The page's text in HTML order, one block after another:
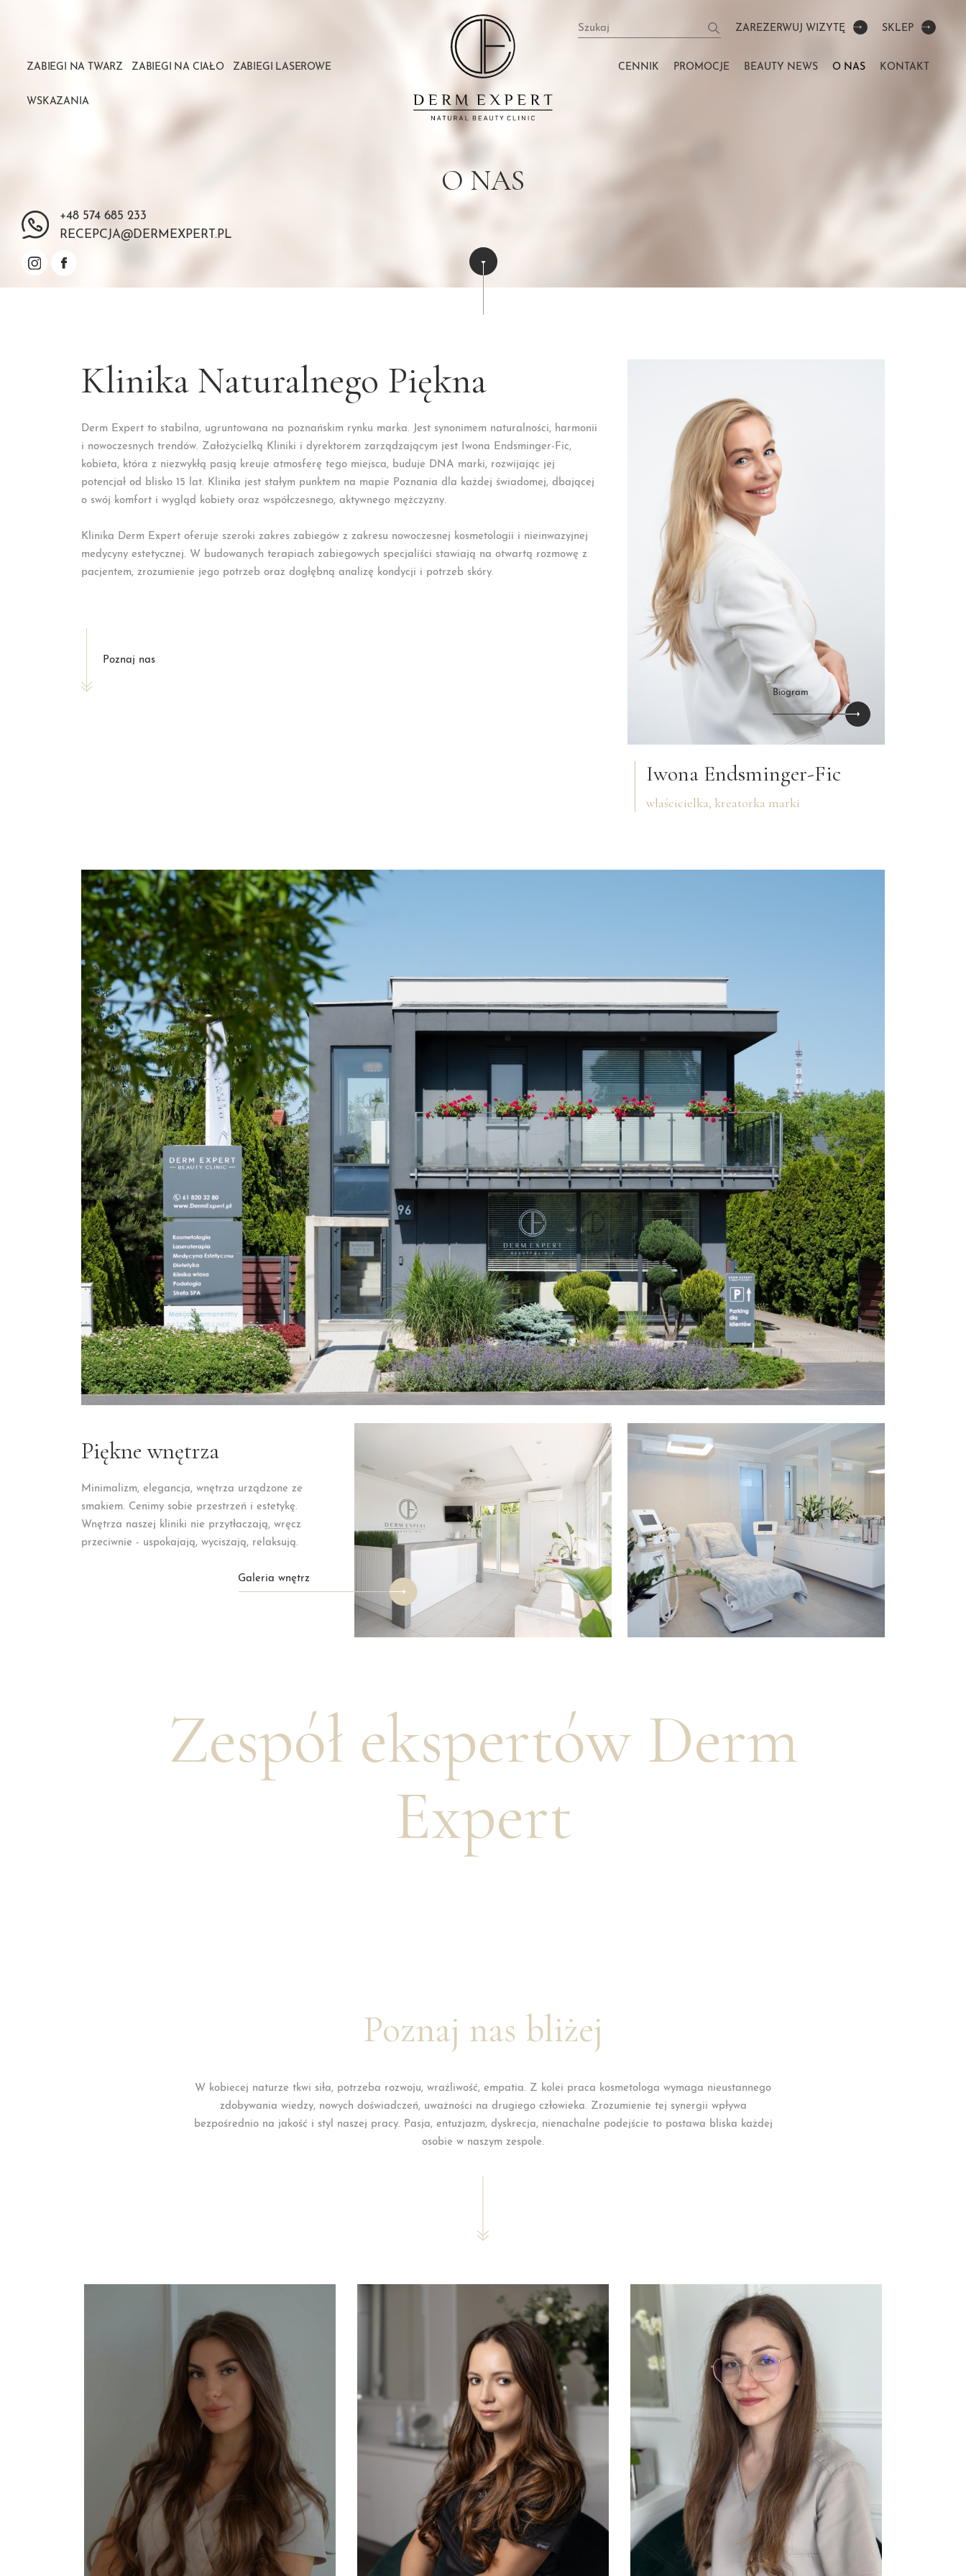
ZABIEGI NA TWARZ ZABIEGI NA CIAŁO ZABIEGI LASEROWE
WSKAZANIA
Szukaj ZAREZERWUJ WIZYTĘ SKLEP
CENNIK PROMOCJE BEAUTY NEWS O NAS KONTAKT
O NAS
+48 574 685 233
RECEPCJA@DERMEXPERT.PL
Klinika Naturalnego Piękna
Derm Expert to stabilna, ugruntowana na poznańskim rynku marka. Jest synonimem naturalności, harmonii
i nowoczesnych trendów. Założycielką Kliniki i dyrektorem zarządzającym jest Iwona Endsminger-Fic,
kobieta, która z niezwykłą pasją kreuje atmosferę tego miejsca, buduje DNA marki, rozwijając jej
potencjał od blisko 15 lat. Klinika jest stałym punktem na mapie Poznania dla każdej świadomej, dbającej
o swój komfort i wygląd kobiety oraz współczesnego, aktywnego mężczyzny.
Klinika Derm Expert oferuje szeroki zakres zabiegów z zakresu nowoczesnej kosmetologii i nieinwazyjnej
medycyny estetycznej. W budowanych terapiach zabiegowych specjaliści stawiają na otwartą rozmowę z
pacjentem, zrozumienie jego potrzeb oraz dogłębną analizę kondycji i potrzeb skóry.
Poznaj nas
Biogram
Iwona Endsminger-Fic
właścicielka, kreatorka marki
Piękne wnętrza
Minimalizm, elegancja, wnętrza urządzone ze
smakiem. Cenimy sobie przestrzeń i estetykę.
Wnętrza naszej kliniki nie przytłaczają, wręcz
przeciwnie - uspokajają, wyciszają, relaksują.
Galeria wnętrz
Zespół ekspertów Derm
Expert
Poznaj nas bliżej
W kobiecej naturze tkwi siła, potrzeba rozwoju, wrażliwość, empatia. Z kolei praca kosmetologa wymaga nieustannego
zdobywania wiedzy, nowych doświadczeń, uważności na drugiego człowieka. Zrozumienie tej synergii wpływa
bezpośrednio na jakość i styl naszej pracy. Pasja, entuzjazm, dyskrecja, nienachalne podejście to postawa bliska każdej
osobie w naszym zespole.